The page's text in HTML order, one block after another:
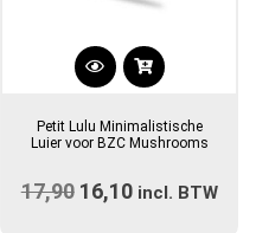
Petit Lulu Minimalistische
Luier voor BZC Mushrooms
17,90 Oorspronkelijke
16,10Huidige
incl. BTW